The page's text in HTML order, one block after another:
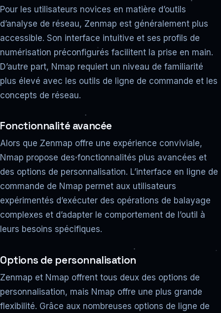
Pour les utilisateurs novices en matière d’outils
d’analyse de réseau, Zenmap est généralement plus
accessible. Son interface intuitive et ses profils de
numérisation préconfigurés facilitent la prise en main.
D’autre part, Nmap requiert un niveau de familiarité
plus élevé avec les outils de ligne de commande et les
concepts de réseau.
Fonctionnalité avancée
Alors que Zenmap offre une expérience conviviale,
Nmap propose des fonctionnalités plus avancées et
des options de personnalisation. L’interface en ligne de
commande de Nmap permet aux utilisateurs
expérimentés d’exécuter des opérations de balayage
complexes et d’adapter le comportement de l’outil à
leurs besoins spécifiques.
Options de personnalisation
Zenmap et Nmap offrent tous deux des options de
personnalisation, mais Nmap offre une plus grande
flexibilité. Grâce aux nombreuses options de ligne de